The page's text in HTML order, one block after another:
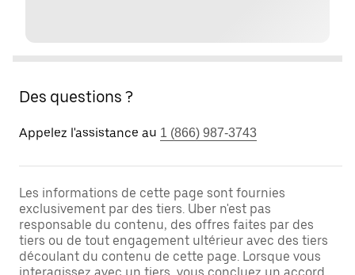
Des questions ?
Appelez l'assistance au 1 (866) 987-3743
Les informations de cette page sont fournies
exclusivement par des tiers. Uber n'est pas
responsable du contenu, des offres faites par des
tiers ou de tout engagement ultérieur avec des tiers
découlant du contenu de cette page. Lorsque vous